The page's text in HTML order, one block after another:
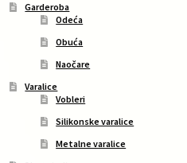
Garderoba
Odeća
Obuća
Naočare
Varalice
Vobleri
Silikonske varalice
Metalne varalice